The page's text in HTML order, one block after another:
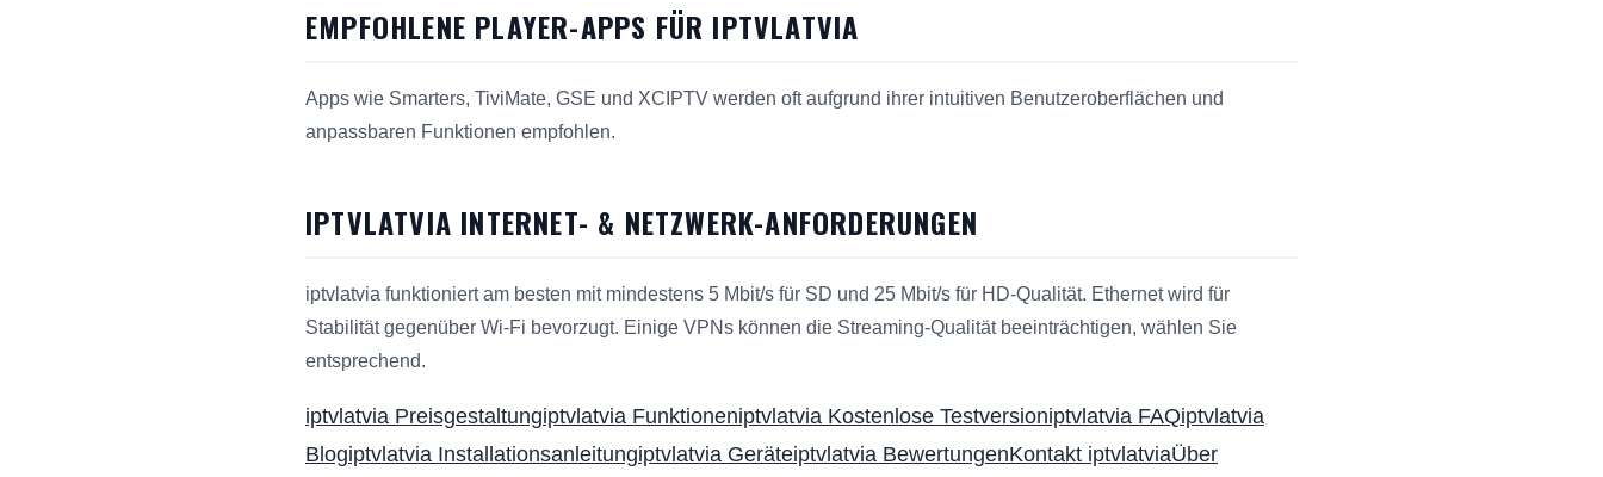
EMPFOHLENE PLAYER-APPS FÜR IPTVLATVIA
Apps wie Smarters, TiviMate, GSE und XCIPTV werden oft aufgrund ihrer intuitiven Benutzeroberflächen und
anpassbaren Funktionen empfohlen.
IPTVLATVIA INTERNET- & NETZWERK-ANFORDERUNGEN
iptvlatvia funktioniert am besten mit mindestens 5 Mbit/s für SD und 25 Mbit/s für HD-Qualität. Ethernet wird für
Stabilität gegenüber Wi-Fi bevorzugt. Einige VPNs können die Streaming-Qualität beeinträchtigen, wählen Sie
entsprechend.
iptvlatvia Preisgestaltungiptvlatvia Funktioneniptvlatvia Kostenlose Testversioniptvlatvia FAQiptvlatvia
Blogiptvlatvia Installationsanleitungiptvlatvia Geräteiptvlatvia BewertungenKontakt iptvlatviaÜber